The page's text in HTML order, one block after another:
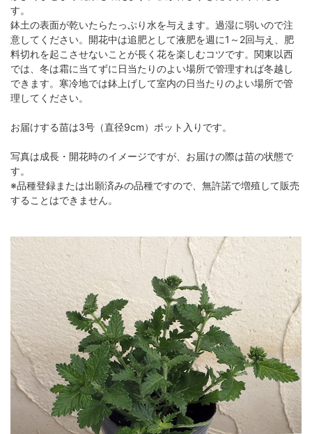
す。
鉢土の表面が乾いたらたっぷり水を与えます。過湿に弱いので注
意してください。開花中は追肥として液肥を週に1～2回与え、肥
料切れを起こさせないことが長く花を楽しむコツです。関東以西
では、冬は霜に当てずに日当たりのよい場所で管理すれば冬越し
できます。寒冷地では鉢上げして室内の日当たりのよい場所で管
理してください。
お届けする苗は3号（直径9cm）ポット入りです。
写真は成長・開花時のイメージですが、お届けの際は苗の状態で
す。
※品種登録または出願済みの品種ですので、無許諾で増殖して販売
することはできません。